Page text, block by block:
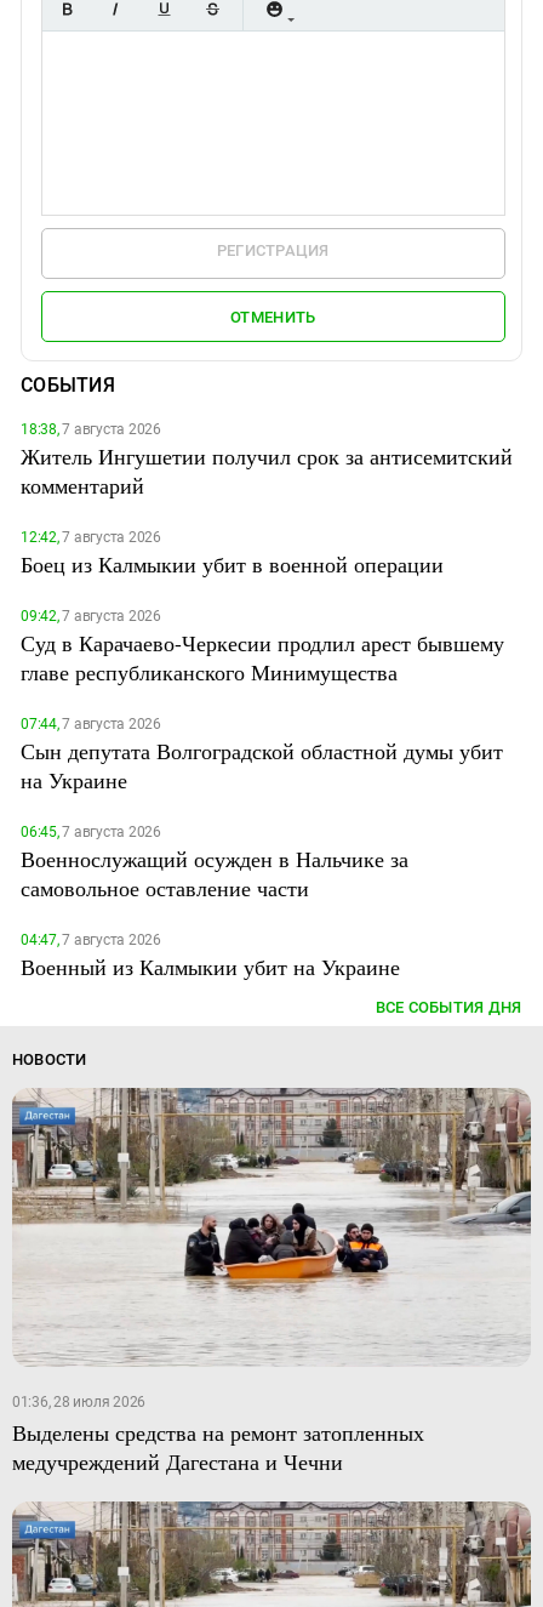
РЕГИСТРАЦИЯ
ОТМЕНИТЬ
СОБЫТИЯ
18:38,7 августа 2026
Житель Ингушетии получил срок за антисемитский
комментарий
12:42,7 августа 2026
Боец из Калмыкии убит в военной операции
09:42,7 августа 2026
Суд в Карачаево-Черкесии продлил арест бывшему
главе республиканского Минимущества
07:44,7 августа 2026
Сын депутата Волгоградской областной думы убит
на Украине
06:45,7 августа 2026
Военнослужащий осужден в Нальчике за
самовольное оставление части
04:47,7 августа 2026
Военный из Калмыкии убит на Украине
ВСЕ СОБЫТИЯ ДНЯ
НОВОСТИ
01:36, 28 июля 2026
Выделены средства на ремонт затопленных
медучреждений Дагестана и Чечни